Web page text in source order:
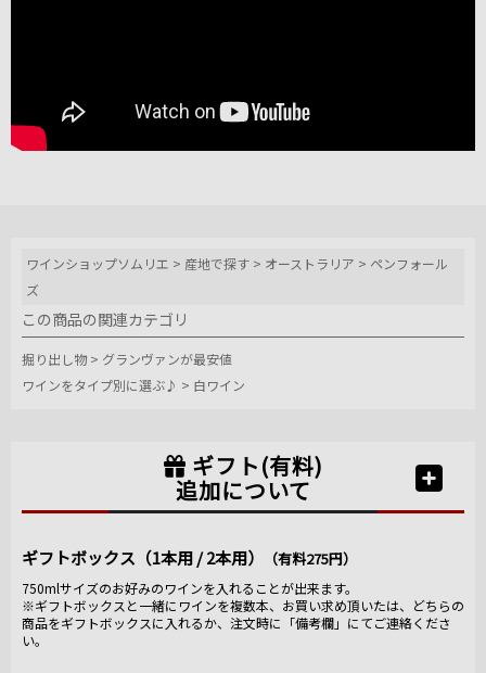
ワインショップソムリエ > 産地で探す > オーストラリア > ペンフォール
ズ
この商品の関連カテゴリ
掘り出し物 > グランヴァンが最安値
ワインをタイプ別に選ぶ♪ > 白ワイン
ギフト(有料)
追加について
ギフトボックス（1本用 / 2本用） （有料275円）
750mlサイズのお好みのワインを入れることが出来ます。
※ギフトボックスと一緒にワインを複数本、お買い求め頂いたは、どちらの
商品をギフトボックスに入れるか、注文時に「備考欄」にてご連絡くださ
い。